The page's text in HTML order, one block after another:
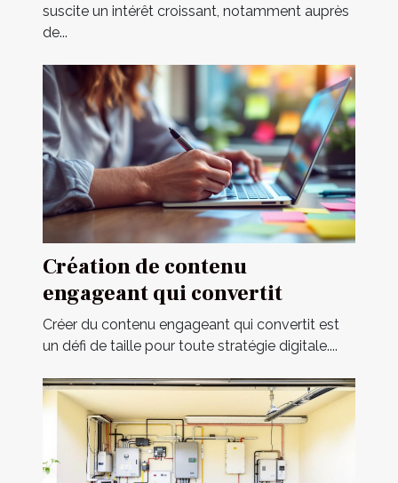
suscite un intérêt croissant, notamment auprès
de...
Création de contenu
engageant qui convertit
Créer du contenu engageant qui convertit est
un défi de taille pour toute stratégie digitale....